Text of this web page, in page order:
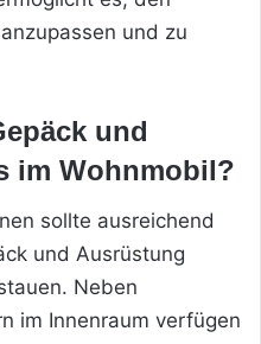
und zu
und
im Wohnmobil?
sollte ausreichend
und Ausrüstung
Neben
im Innenraum verfügen